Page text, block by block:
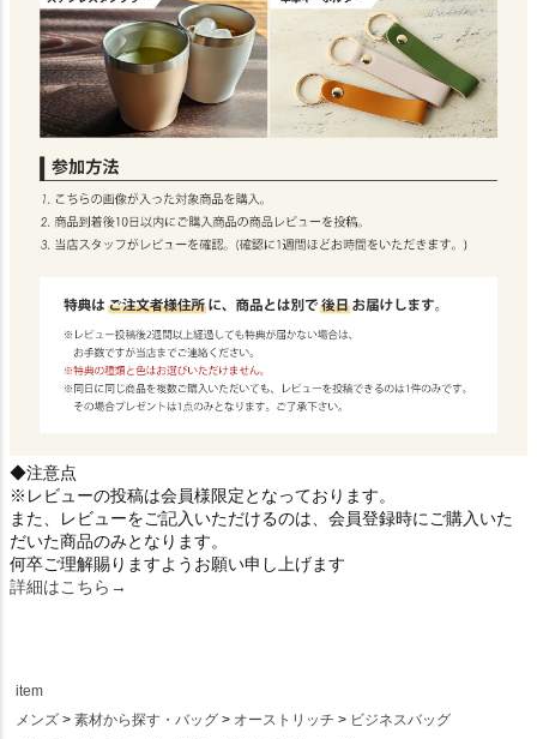
◆注意点
※レビューの投稿は会員様限定となっております。
また、レビューをご記入いただけるのは、会員登録時にご購入いた
だいた商品のみとなります。
何卒ご理解賜りますようお願い申し上げます
詳細はこちら→
item
メンズ
素材から探す・バッグ オーストリッチ
ビジネスバッグ